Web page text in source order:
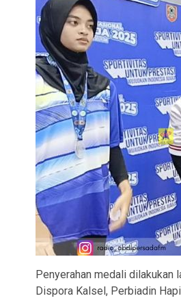
Penyerahan medali dilakukan
Dispora Kalsel, Perbiadin